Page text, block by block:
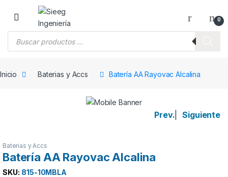
Saltar a la navegación
Saltar al contenido
0
Inicio Baterias y Accs Batería AA Rayovac Alcalina
Prev. Siguiente
Baterias y Accs
Batería AA Rayovac Alcalina
SKU: 815-10MBLA